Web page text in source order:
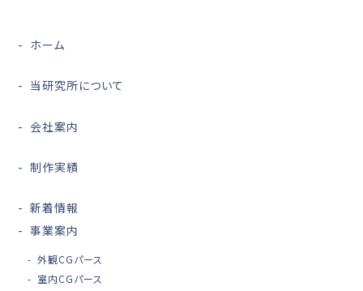
ホーム
当研究所について
会社案内
制作実績
新着情報
事業案内
外観CGパース
室内CGパース